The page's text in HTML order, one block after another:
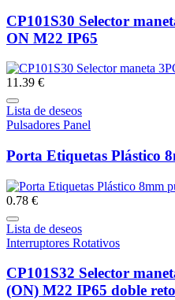
CP101S30 Selector
ON M22 IP65
11.39 €
Lista de deseos
Pulsadores Panel
Porta Etiquetas Plástico
0.78 €
Lista de deseos
Interruptores Rotativos
CP101S32 Selector
(ON) M22 IP65 doble